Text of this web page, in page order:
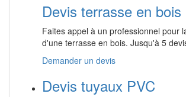
Devis terrasse en bois
Faites appel à un professionnel pour
d'une terrasse en bois. Jusqu'à 5
Demander un devis
Devis tuyaux PVC